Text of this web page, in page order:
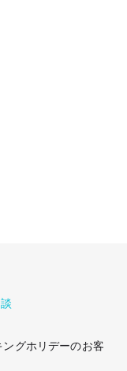
グホリデーのお客